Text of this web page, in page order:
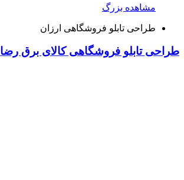
مشاهده بزرگ
طراحی تابلو فروشگاهی ارزان
طراحی تابلو فروشگاهی کالای برق رضا